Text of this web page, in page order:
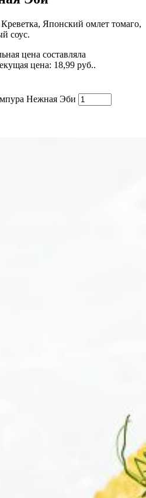
Японский омлет томаго,
соус.
цена составляла
цена: 18,99 руб..
Нежная Эби